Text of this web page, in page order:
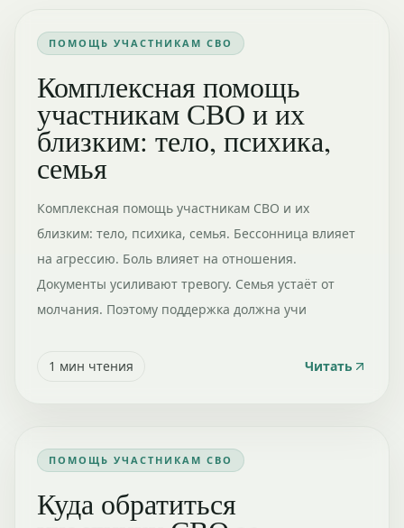
ПОМОЩЬ УЧАСТНИКАМ СВО
Комплексная помощь
участникам СВО и их
близким: тело, психика,
семья
Комплексная помощь участникам СВО и их
близким: тело, психика, семья. Бессонница влияет
на агрессию. Боль влияет на отношения.
Документы усиливают тревогу. Семья устаёт от
молчания. Поэтому поддержка должна учи
1 мин чтения Читать
ПОМОЩЬ УЧАСТНИКАМ СВО
Куда обратиться